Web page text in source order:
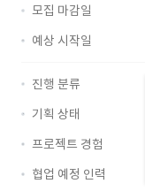
모집 마감일
예상 시작일
진행 분류
기획 상태
프로젝트 경험
협업 예정 인력